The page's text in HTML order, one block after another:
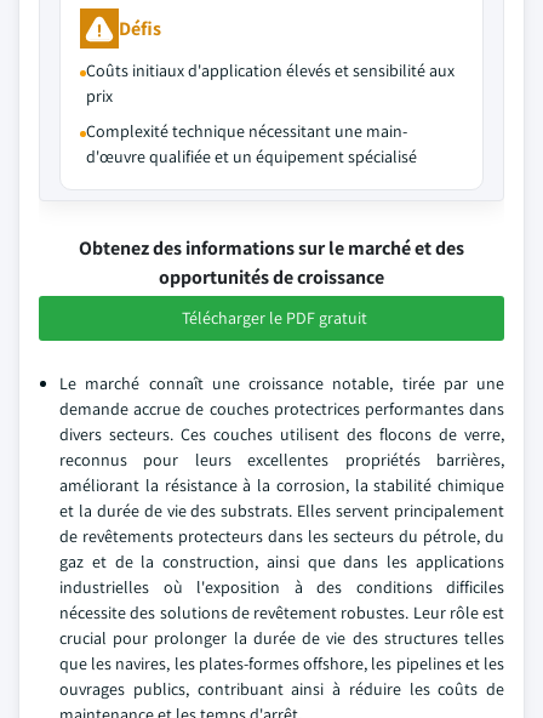
Défis
Coûts initiaux d'application élevés et sensibilité aux
prix
Complexité technique nécessitant une main-
d'œuvre qualifiée et un équipement spécialisé
Obtenez des informations sur le marché et des
opportunités de croissance
Télécharger le PDF gratuit
Le marché connaît une croissance notable, tirée par une
demande accrue de couches protectrices performantes dans
divers secteurs. Ces couches utilisent des flocons de verre,
reconnus pour leurs excellentes propriétés barrières,
améliorant la résistance à la corrosion, la stabilité chimique
et la durée de vie des substrats. Elles servent principalement
de revêtements protecteurs dans les secteurs du pétrole, du
gaz et de la construction, ainsi que dans les applications
industrielles où l'exposition à des conditions difficiles
nécessite des solutions de revêtement robustes. Leur rôle est
crucial pour prolonger la durée de vie des structures telles
que les navires, les plates-formes offshore, les pipelines et les
ouvrages publics, contribuant ainsi à réduire les coûts de